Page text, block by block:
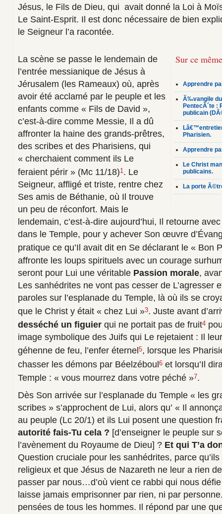
Jésus, le Fils de Dieu, qui avait donné la Loi à
Le Saint-Esprit. Il est donc nécessaire de bien
le Seigneur l’a racontée.
Sur ce
Apprendre
Ã‰vangile du
PentecÃ´te :
publicain
Pharisien.
Apprendre
Le Christ
publicains.
La porte
La scène se passe le lendemain de
l’entrée messianique de Jésus à
Jérusalem (les Rameaux) où, après
avoir été acclamé par le peuple et les
enfants comme « Fils de David »,
c’est-à-dire comme Messie, Il a dû
affronter la haine des grands-prêtres,
des scribes et des Pharisiens, qui
« cherchaient comment ils Le
feraient périr » (Mc 11/18)1. Le
Seigneur, affligé et triste, rentre chez
Ses amis de Béthanie, où Il trouve
un peu de réconfort. Mais le
lendemain, c’est-à-dire aujourd’hui, Il retourne
dans le Temple, pour y achever Son œuvre
pratique ce qu’Il avait dit en Se déclarant le « Bon
affronte les loups spirituels avec un courage
seront pour Lui une véritable Passion morale,
Les sanhédrites ne vont pas cesser de L’agresser
paroles sur l’esplanade du Temple, là où ils se
que le Christ y était « chez Lui »3. Juste avant
desséché un figuier qui ne portait pas de fruit4
image symbolique des Juifs qui Le rejetaient : Il
géhenne de feu, l’enfer éternel 5, lorsque les
chasser les démons par Béelzéboul6 et lorsqu’Il
Temple : « vous mourrez dans votre péché »7.
Dès Son arrivée sur l’esplanade du Temple « les
scribes » s’approchent de Lui, alors qu’ « Il
au peuple (Lc 20/1) et ils Lui posent une question
autorité fais-Tu cela ? [d’enseigner le peuple sur
l’avènement du Royaume de Dieu] ? Et qui T’a
Question cruciale pour les sanhédrites, parce
religieux et que Jésus de Nazareth ne leur a rien
passer par nous…d’où vient ce rabbi qui nous
laisse jamais emprisonner par rien, ni par
pensées de tous les hommes. Il répond par une